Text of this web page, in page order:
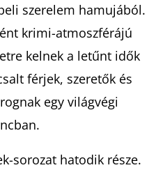
szerelem hamujából.
krimi-atmoszférájú
kelnek a letűnt idők
férjek, szeretők és
egy világvégi
sorozat hatodik része.